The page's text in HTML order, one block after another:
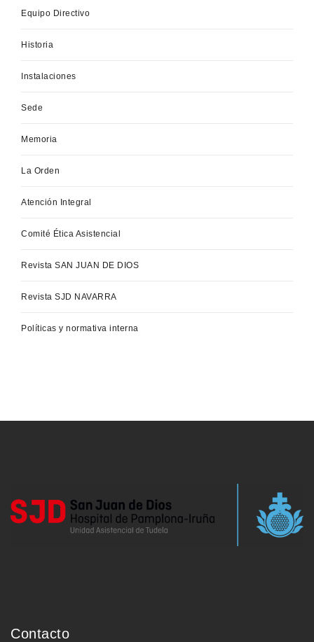
Equipo Directivo
Historia
Instalaciones
Sede
Memoria
La Orden
Atención Integral
Comité Ética Asistencial
Revista SAN JUAN DE DIOS
Revista SJD NAVARRA
Políticas y normativa interna
Contacto